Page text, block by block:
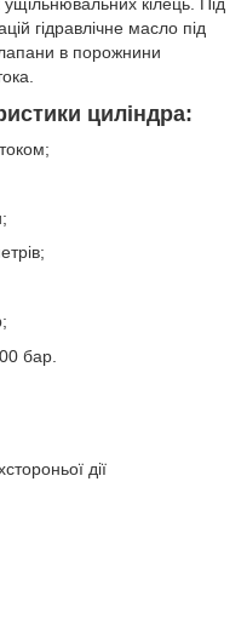
гідравлічне масло під
в порожнини
циліндра:
бар.
дії